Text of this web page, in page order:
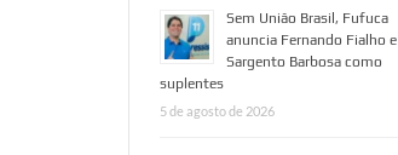
Sem União Brasil, Fufuca
anuncia Fernando Fialho e
Sargento Barbosa como
suplentes
5 de agosto de 2026